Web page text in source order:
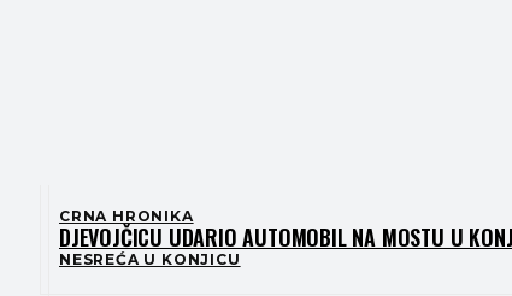
CRNA HRONIKA
DJEVOJČICU UDARIO AUTOMOBIL NA MOSTU U
NESREĆA U KONJICU